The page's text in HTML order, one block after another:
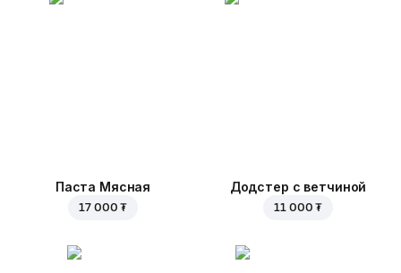
Паста Мясная
17 000 ₮
Додстер с ветчиной
11 000 ₮